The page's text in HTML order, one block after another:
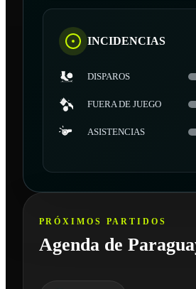
INCIDENCIAS
DISPAROS
FUERA DE JUEGO
ASISTENCIAS
PRÓXIMOS PARTIDOS
Agenda de